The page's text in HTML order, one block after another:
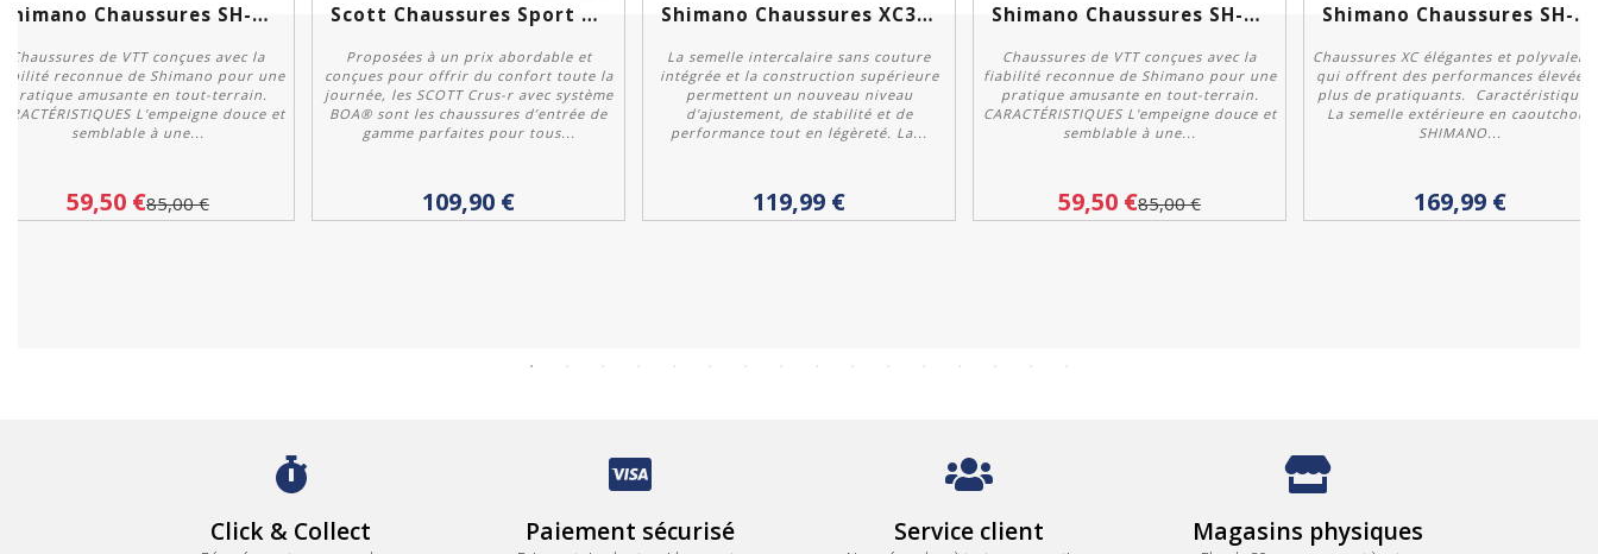
Personnaliser
Shimano Chaussures SH-MX100...
Chaussures de VTT conçues avec la
reconnue de Shimano pour une
pratique amusante en tout-terrain.
L'empeigne douce et
semblable à une...
59,50 €85,00 €
Personnaliser
Scott Chaussures Sport Crus...
Proposées à un prix abordable et
conçues pour offrir du confort toute la
journée, les SCOTT Crus-r avec système
BOA® sont les chaussures d’entrée de
gamme parfaites pour tous...
109,90 €
Personnaliser
Shimano Chaussures XC300 Noir
La semelle intercalaire sans couture
intégrée et la construction supérieure
permettent un nouveau niveau
d'ajustement, de stabilité et de
performance tout en légèreté. La...
119,99 €
Personnaliser
Shimano Chaussures SH-MX100...
Chaussures de VTT conçues avec la
fiabilité reconnue de Shimano pour une
pratique amusante en tout-terrain.
CARACTÉRISTIQUES L'empeigne douce et
semblable à une...
59,50 €85,00 €
Personnaliser
Shimano Chaussures SH-XC502...
Chaussures XC élégantes et
qui offrent des performances élevées
plus de pratiquants. Caractéristiques
La semelle extérieure en caoutchouc
SHIMANO...
169,99 €
Click & Collect Paiement sécurisé Service client Magasins physiques